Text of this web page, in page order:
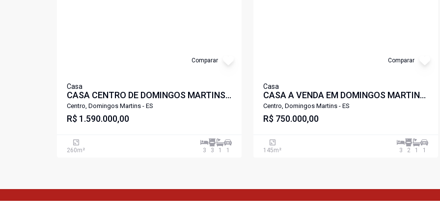
Comparar
Casa
CASA CENTRO DE DOMINGOS MARTINS
ES
Centro, Domingos Martins - ES
R$ 1.590.000,00
260m² 3 3 1 1
Comparar
Casa
CASA A VENDA EM DOMINGOS MARTINS
ES
Centro, Domingos Martins - ES
R$ 750.000,00
145m² 3 2 1 1